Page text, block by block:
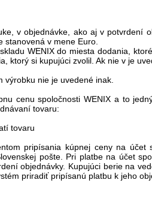
v objednávke, ako aj v potvrdení
stanovená v mene Euro.
WENIX do miesta dodania,
ktorý si kupujúci zvolil. Ak nie v je
nie je uvedené inak.
cenu spoločnosti WENIX a to
tovaru:
tovaru
pripísania kúpnej ceny na účet
pošte. Pri platbe na účet
objednávky. Kupujúci berie na
priradiť pripísanú platbu k jeho